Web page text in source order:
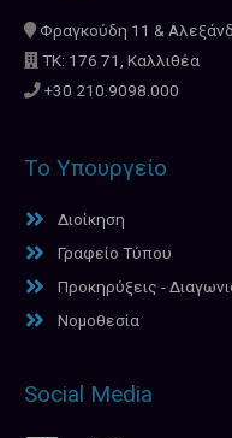
Φραγκούδη 11 &
ΤΚ: 176 71, Καλλιθέα
+30 210.9098.000
Το Υπουργείο
Διοίκηση
Γραφείο Τύπου
Προκηρύξεις -
Νομοθεσία
Social Media